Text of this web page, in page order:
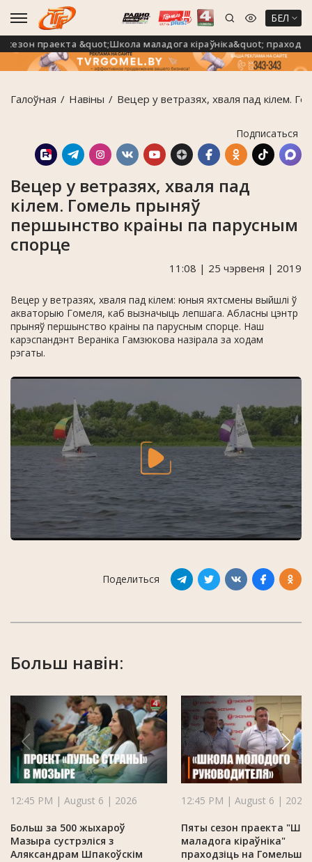
БЕЛ
праекта &quot;Школа маладога кіраўніка&quot;
Галоўная Навiны Вецер у ветразях, хваля пад кілем.
Подписаться
Вецер у ветразях, хваля пад
кілем. Гомель прыняў
першынство краіны па парусным
спорце
11:08 | 25 чэрвеня | 2019
Вецер у ветразях, хваля пад кілем: юныя яхтсмены выйшлі ў
акваторыю Гомеля, каб вызначыць лепшага. Абласны цэнтр
прыняў першынство краіны па парусным спорце. Наш
карэспандэнт Вераніка Гамзюкова назірала за ходам
рэгаты.
Поделиться
Больш навін:
12:45 PM | August 6 | 2026
Больш за 500 жыхароў
Мазыра сустрэліся з
Аляксандрам Шпакоўскім
12:45 PM | August 6 | 2026
Пяты сезон праекта
маладога кіраўніка"
праходзіць на